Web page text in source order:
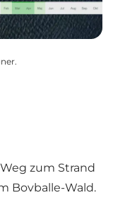
zum Strand
Bovballe-Wald.